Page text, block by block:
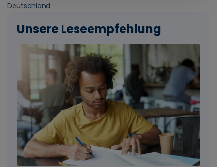
Deutschland.
Unsere Leseempfehlung